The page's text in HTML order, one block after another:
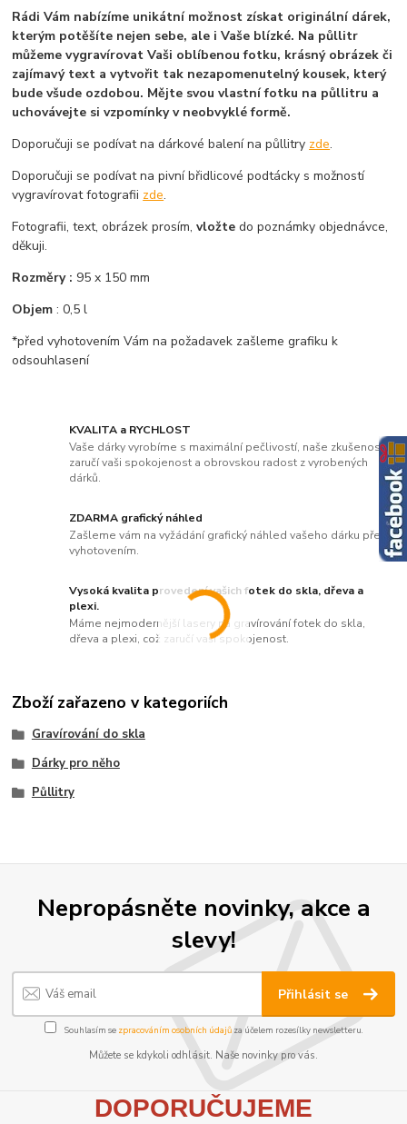
KVALITA a RYCHLOST
Vaše dárky vyrobíme s maximální pečlivostí, naše zkušenosti
zaručí vaši spokojenost a obrovskou radost z vyrobených
dárků.
ZDARMA grafický náhled
Zašleme vám na vyžádání grafický náhled vašeho dárku před
vyhotovením.
Vysoká kvalita provedení vašich fotek do skla, dřeva a
plexi.
Máme nejmodernější lasery na gravírování fotek do skla,
dřeva a plexi, což zaručí vaši spokojenost.
Rádi Vám nabízíme unikátní možnost získat originální dárek,
kterým potěšíte nejen sebe, ale i Vaše blízké. Na půllitr
můžeme vygravírovat Vaši oblíbenou fotku, krásný obrázek či
zajímavý text a vytvořit tak nezapomenutelný kousek, který
bude všude ozdobou. Mějte svou vlastní fotku na půllitru a
uchovávejte si vzpomínky v neobvyklé formě.
Doporučuji se podívat na dárkové balení na půllitry zde.
Doporučuji se podívat na pivní břidlicové podtácky s možností
vygravírovat fotografii zde.
Fotografii, text, obrázek prosím,vložtedo poznámky objednávce,
děkuji.
Rozměry : 95 x 150 mm
Objem : 0,5 l
*před vyhotovením Vám na požadavek zašleme grafiku k
odsouhlasení
Zboží zařazeno v kategoriích
Gravírování do skla
Dárky pro něho
Půllitry
Nepropásněte novinky, akce a
slevy!
Přihlásit se
Souhlasím se zpracováním osobních údajůza účelem rozesílky newsletteru.
Můžete se kdykoli odhlásit. Naše novinky pro vás.
DOPORUČUJEME